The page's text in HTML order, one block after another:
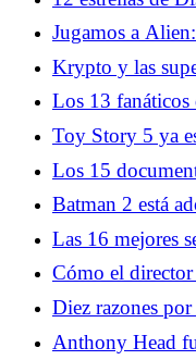
actuando
Jugamos a
aterrador
Krypto y las
DCU
Los 13 fanáticos
los tiempos
Toy Story 5 ya
escépticos están
Los 15
aterradores
Batman 2 está
The Penguin
Las 16 mejores
probablemente
Cómo el director
a Arnold
Diez razones
las consolas
Anthony Head